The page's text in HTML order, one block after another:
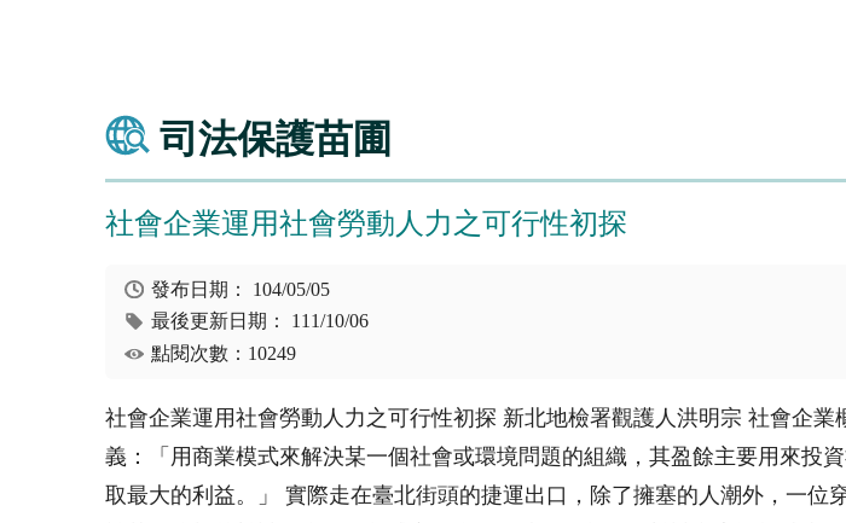
司法保護苗圃
社會企業運用社會勞動人力之可行性初探
發布日期： 104/05/05
最後更新日期： 111/10/06
點閱次數：10249
社會企業運用社會勞動人力之可行性初探 新北地檢署觀護人洪明宗 社會企
義：「用商業模式來解決某一個社會或環境問題的組織，其盈餘主要用來投
取最大的利益。」 實際走在臺北街頭的捷運出口，除了擁塞的人潮外，一位